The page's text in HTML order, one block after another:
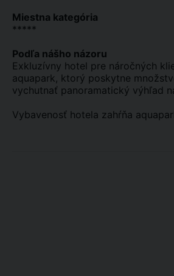
Miestna kategória
*****
Podľa nášho názoru
Exkluzívny hotel pre náročných
aquapark, ktorý poskytne
vychutnať panoramatický výhľad
Vybavenosť hotela zahŕňa